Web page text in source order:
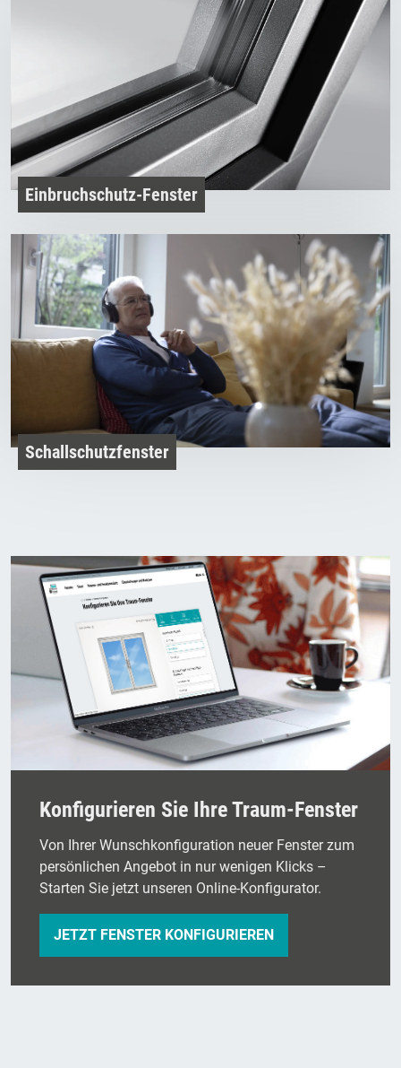
Einbruchschutz-Fenster
Schallschutzfenster
Konfigurieren Sie Ihre Traum-Fenster
Von Ihrer Wunschkonfiguration neuer Fenster zum
persönlichen Angebot in nur wenigen Klicks –
Starten Sie jetzt unseren Online-Konfigurator.
JETZT FENSTER KONFIGURIEREN